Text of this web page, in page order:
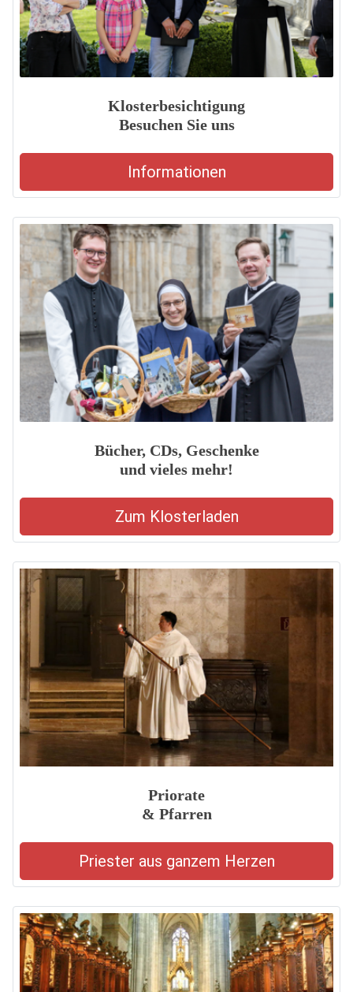
Klosterbesichtigung
Besuchen Sie uns
Informationen
Bücher, CDs, Geschenke
und vieles mehr!
Zum Klosterladen
Priorate
& Pfarren
Priester aus ganzem Herzen